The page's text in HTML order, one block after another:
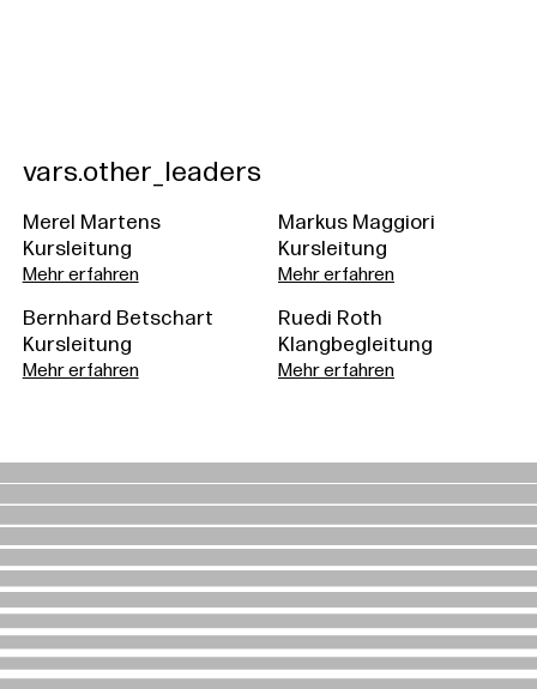
vars.other_leaders
Merel Martens
Kursleitung
Mehr erfahren
Markus Maggiori
Kursleitung
Mehr erfahren
Bernhard Betschart
Kursleitung
Mehr erfahren
Ruedi Roth
Klangbegleitung
Mehr erfahren